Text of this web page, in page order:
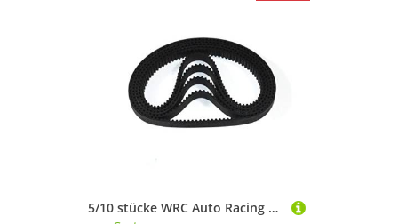
5/10 stücke WRC Auto Racing Sakura D4 D3 411/447/507/510/513/516/519/522/540/552/750mm S3M Vorderen Zahnriemen Drift Racing Auto 3Racing(540-S3M (180 Teeth),5pcs 3mm)